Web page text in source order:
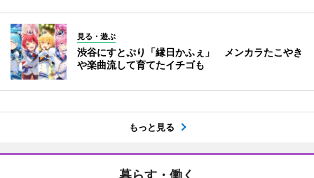
見る・遊ぶ
渋谷にすとぷり「縁日かふぇ」 メンカラたこやき
や楽曲流して育てたイチゴも
もっと見る
暮らす・働く